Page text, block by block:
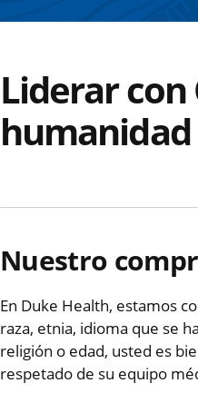
Liderar con
humanidad
Nuestro
En Duke Health, estamos
raza, etnia, idioma que se
religión o edad, usted es
respetado de su equipo